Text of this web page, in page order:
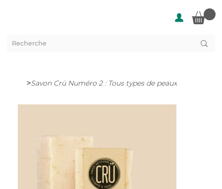
>Savon Crü Numéro 2 : Tous types de peaux